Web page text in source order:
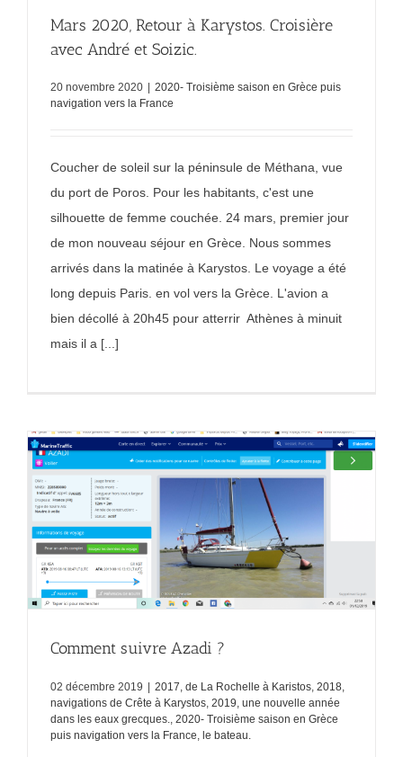
Mars 2020, Retour à Karystos. Croisière
avec André et Soizic.
20 novembre 2020
2020- Troisième saison en Grèce puis
navigation vers la France
Coucher de soleil sur la péninsule de Méthana, vue
du port de Poros. Pour les habitants, c'est une
silhouette de femme couchée. 24 mars, premier jour
de mon nouveau séjour en Grèce. Nous sommes
arrivés dans la matinée à Karystos. Le voyage a été
long depuis Paris. en vol vers la Grèce. L'avion a
bien décollé à 20h45 pour atterrir Athènes à minuit
mais il a [...]
Comment suivre Azadi ?
02 décembre 2019 | 2017, de La Rochelle à Karistos 2018,
navigations de Crête à Karystos 2019, une nouvelle année
dans les eaux grecques.
2020- Troisième saison en Grèce
puis navigation vers la France le bateau.